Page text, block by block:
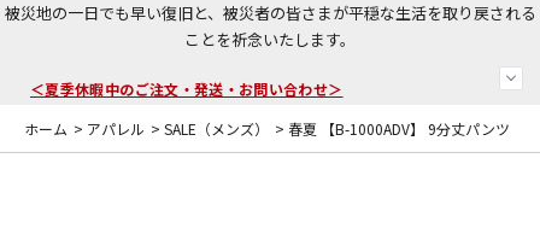
被災地の一日でも早い復旧と、被災者の皆さまが平穏な生活を取り戻される
ことを祈念いたします。
＜商品配送に関するお知らせ＞
ホーム > アパレル > SALE（メンズ） > 春夏 【B-1000ADV】 9分丈パンツ